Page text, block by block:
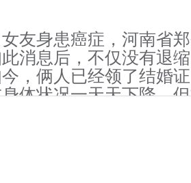
身患癌症，河南省郑
消息后，不仅没有退
，俩人已经领了结婚
体状况一天天下降，